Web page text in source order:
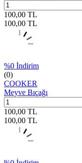
100,00 TL
100,00 TL
%0 İndirim
(0)
COOKER
Meyve Bıçağı
100,00 TL
100,00 TL